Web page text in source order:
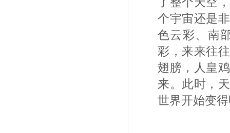
个宇宙还是
色云彩、南
彩，来来往
翅膀，人皇
来。此时，
世界开始变